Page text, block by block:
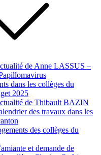
de Anne LASSUS –
dans les collèges du
2025
de Thibault BAZIN
des travaux dans les
des collèges du
et demande de